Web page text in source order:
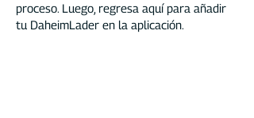
proceso. Luego, regresa aquí para añadir
tu DaheimLader en la aplicación.